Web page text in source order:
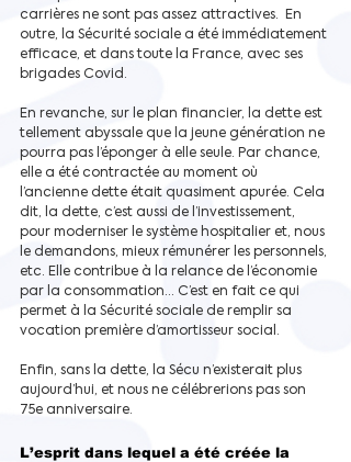
carrières ne sont pas assez attractives.  En
outre, la Sécurité sociale a été immédiatement
efficace, et dans toute la France, avec ses
brigades Covid.
En revanche, sur le plan financier, la dette est
tellement abyssale que la jeune génération ne
pourra pas l’éponger à elle seule. Par chance,
elle a été contractée au moment où
l’ancienne dette était quasiment apurée. Cela
dit, la dette, c’est aussi de l’investissement,
pour moderniser le système hospitalier et, nous
le demandons, mieux rémunérer les personnels,
etc. Elle contribue à la relance de l’économie
par la consommation… C’est en fait ce qui
permet à la Sécurité sociale de remplir sa
vocation première d’amortisseur social.
Enfin, sans la dette, la Sécu n’existerait plus
aujourd’hui, et nous ne célébrerions pas son
75e anniversaire.
L’esprit dans lequel a été créée la